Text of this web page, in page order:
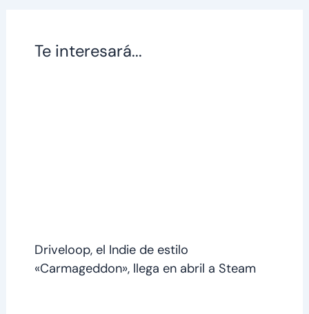
Te interesará...
Driveloop, el Indie de estilo
«Carmageddon», llega en abril a Steam